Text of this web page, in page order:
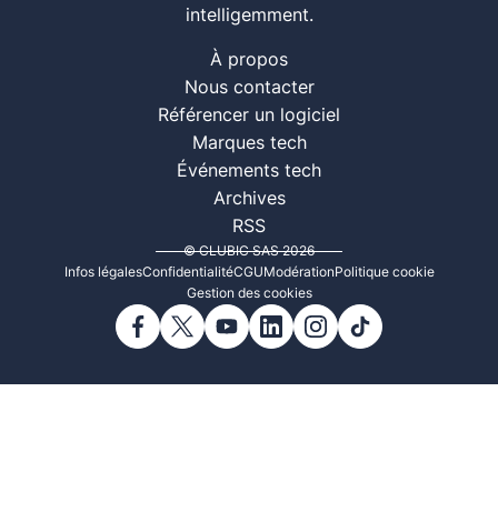
intelligemment.
À propos
Nous contacter
Référencer un logiciel
Marques tech
Événements tech
Archives
RSS
© CLUBIC SAS 2026
Infos légalesConfidentialitéCGUModérationPolitique cookie
Gestion des cookies